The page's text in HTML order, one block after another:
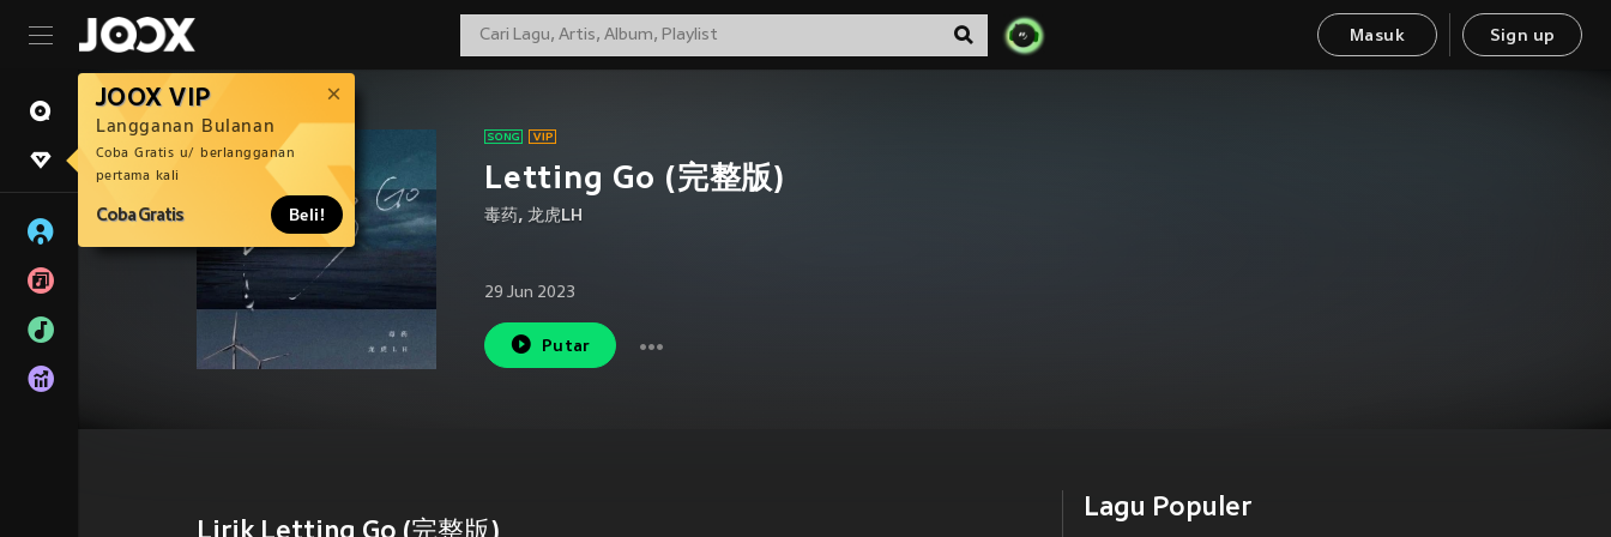
Masuk Sign up
JOOX VIP
Langganan Bulanan
Coba Gratis u/ berlangganan
pertama kali
Coba Gratis Beli!
Letting Go (完整版)
毒药, 龙虎LH
29 Jun 2023
Putar
Lagu Populer